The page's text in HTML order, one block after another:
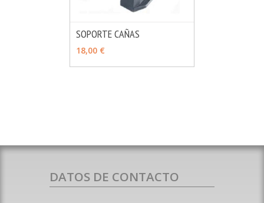
SOPORTE CAÑAS
18,00 €
DATOS DE CONTACTO